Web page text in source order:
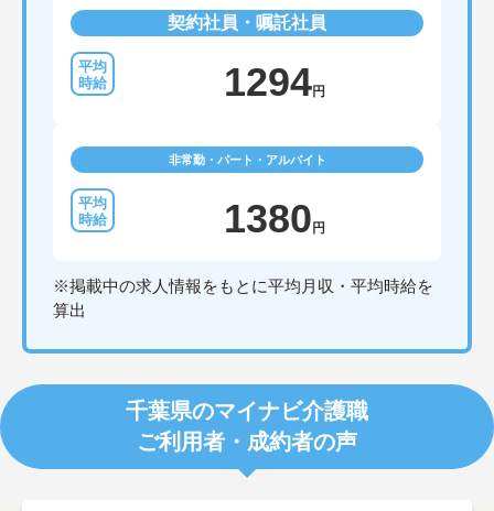
契約社員・嘱託社員
1294円
非常勤・パート・アルバイト
1380 円
※掲載中の求人情報をもとに平均月収・平均時給を
算出
千葉県のマイナビ介護職
ご利用者・成約者の声